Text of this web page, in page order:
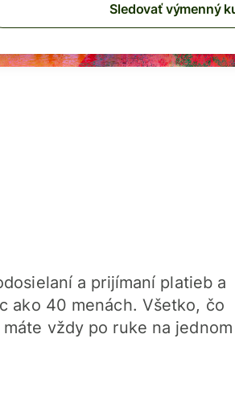
Sledovať výmenný
a prijímaní platieb a
ako 40 menách. Všetko, čo
vždy po ruke na jednom